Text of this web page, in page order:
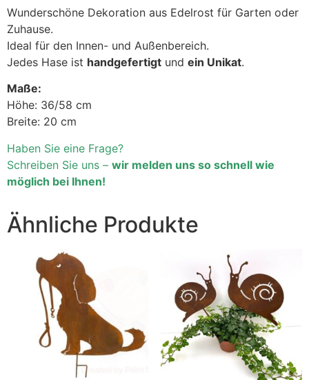
Wunderschöne Dekoration aus Edelrost für Garten oder
Zuhause.
Ideal für den Innen- und Außenbereich.
Jedes Hase ist handgefertigt und ein Unikat.
Maße:
Höhe: 36/58 cm
Breite: 20 cm
Haben Sie eine Frage?
Schreiben Sie uns – wir melden uns so schnell wie
möglich bei Ihnen!
Ähnliche Produkte